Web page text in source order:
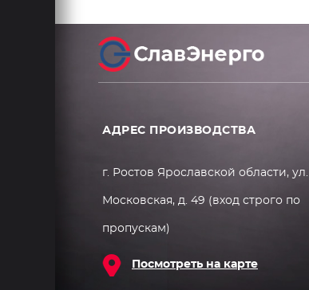
АДРЕС ПРОИЗВОДСТВА
г. Ростов Ярославской области, ул.
Московская, д. 49 (вход строго по
пропускам)
Посмотреть на карте